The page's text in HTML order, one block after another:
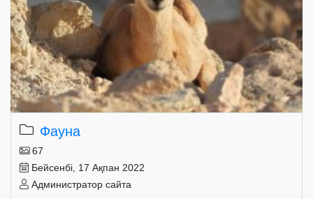
Фауна
67
Бейсенбі, 17 Ақпан 2022
Администратор сайта